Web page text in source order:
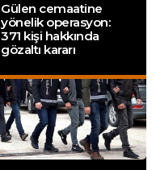
Gülen cemaatine
yönelik operasyon:
371 kişi hakkında
gözaltı kararı